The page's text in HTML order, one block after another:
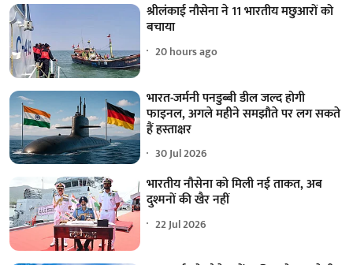
श्रीलंकाई नौसेना ने 11 भारतीय मछुआरों को
बचाया
20 hours ago
भारत-जर्मनी पनडुब्बी डील जल्द होगी
फाइनल, अगले महीने समझौते पर लग सकते
हैं हस्ताक्षर
30 Jul 2026
भारतीय नौसेना को मिली नई ताकत, अब
दुश्मनों की खैर नहीं
22 Jul 2026